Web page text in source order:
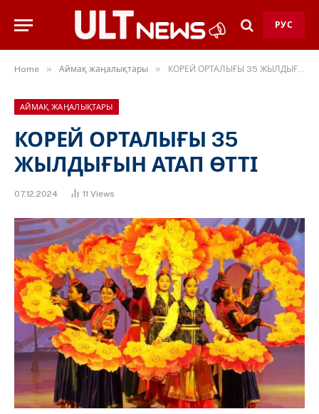
РУС
Home » Аймақ жаңалықтары » КОРЕЙ ОРТАЛЫҒЫ 35 ЖЫЛДЫҒЫН АТАП ӨТТІ
АЙМАҚ ЖАҢАЛЫҚТАРЫ
КОРЕЙ ОРТАЛЫҒЫ 35
ЖЫЛДЫҒЫН АТАП ӨТТІ
07.12.2024 11 Views